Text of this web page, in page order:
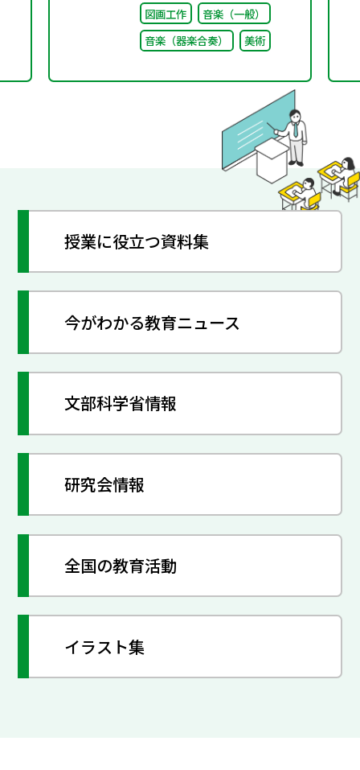
図画工作
音楽（一般）
音楽（器楽合奏）
美術
授業に役立つ資料集
今がわかる教育ニュース
文部科学省情報
研究会情報
全国の教育活動
イラスト集